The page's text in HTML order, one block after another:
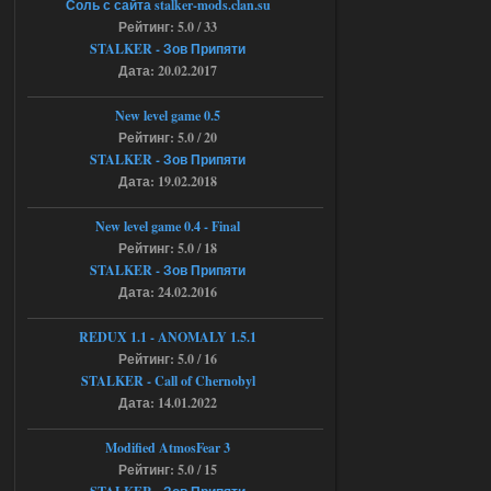
Объединенный Пак 2 + OGSR +
STCoP WP 3.4
andreyforest1993
там есть опция расшириные
анимации нпс, я поставил
галочку но толку ноль, ни каких
анимаций нет, может это что-то другое,
кнопок по поводу анимаций
Последний рассвет - Эпизод 1
22:29
Stalker-Mods-Clan-su
Доступно только для пользователей
Объединенный Пак 2 + OGSR +
Соль с сайта stalker-mods.clan.su
Рейтинг: 5.0 / 33
STALKER - Зов Припяти
Дата: 20.02.2017
New level game 0.5
Рейтинг: 5.0 / 20
STALKER - Зов Припяти
Дата: 19.02.2018
New level game 0.4 - Final
Рейтинг: 5.0 / 18
STALKER - Зов Припяти
Дата: 24.02.2016
REDUX 1.1​​​​​​​ - ANOMALY 1.5.1
Рейтинг: 5.0 / 16
STALKER - Call of Chernobyl
Дата: 14.01.2022
Modified AtmosFear 3
Рейтинг: 5.0 / 15